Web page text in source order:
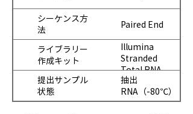
シーケンス方
法
Paired End
ライブラリー
作成キット
Illumina
Stranded
Total RNA
Prep with
Ribo-Zero
Plus
提出サンプル
状態
抽出
RNA（-80℃）